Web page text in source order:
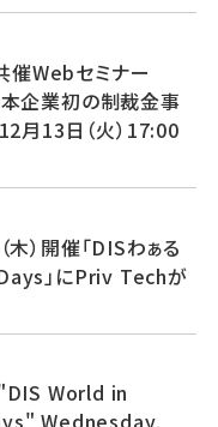
Webセミナー
企業初の制裁金事
月13日（火）17:00
）開催「DISわぁる
」にPriv Techが
World in